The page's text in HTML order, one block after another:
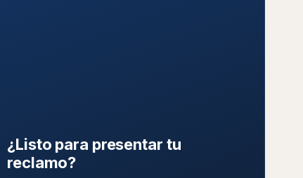
¿Listo para presentar tu
reclamo?